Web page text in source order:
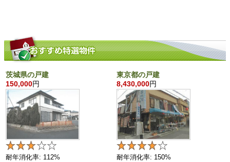
茨城県の戸建
150,000円
耐年消化率: 112%
東京都の戸建
8,430,000円
耐年消化率: 150%